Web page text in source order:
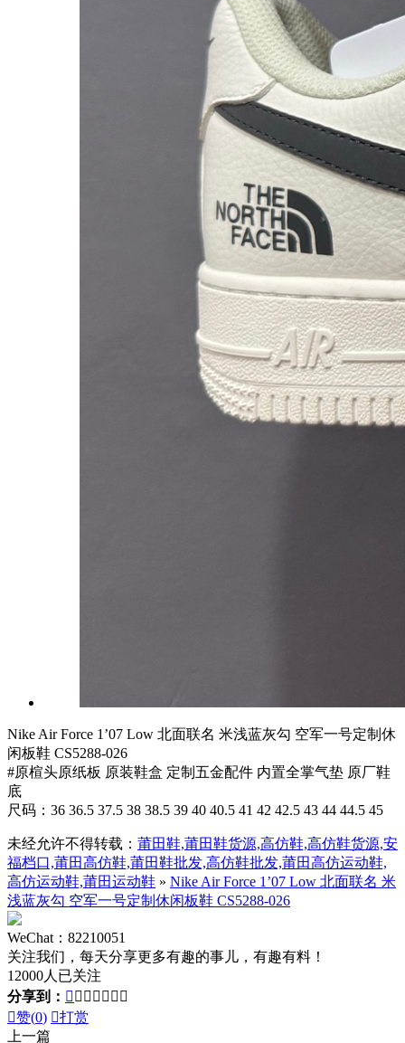
Nike Air Force 1’07 Low 北面联名 米浅蓝灰勾 空军一号定制休
闲板鞋 CS5288-026
#原楦头原纸板 原装鞋盒 定制五金配件 内置全掌气垫 原厂鞋
底
尺码：36 36.5 37.5 38 38.5 39 40 40.5 41 42 42.5 43 44 44.5 45
未经允许不得转载： 莆田鞋,莆田鞋货源,高仿鞋,高仿鞋货源,安
福档口,莆田高仿鞋,莆田鞋批发,高仿鞋批发,莆田高仿运动鞋,
高仿运动鞋,莆田运动鞋 » Nike Air Force 1’07 Low 北面联名 米
浅蓝灰勾 空军一号定制休闲板鞋 CS5288-026
WeChat：82210051
关注我们，每天分享更多有趣的事儿，有趣有料！
12000人已关注
分享到：       
赞(0) 打赏
上一篇